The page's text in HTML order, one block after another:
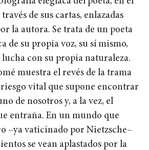
de sus cartas, enlazadas
la autora. Se trata de un poeta
de su propia voz, su sí mismo,
lucha con su propia naturaleza.
muestra el revés de la trama
vital que supone encontrar
de nosotros y, a la vez, el
entraña. En un mundo que
–ya vaticinado por Nietzsche–
se vean aplastados por la